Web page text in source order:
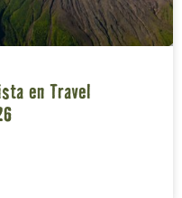
en Travel